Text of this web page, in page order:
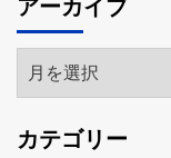
アーカイブ
ア
ー
イ
カテゴリー